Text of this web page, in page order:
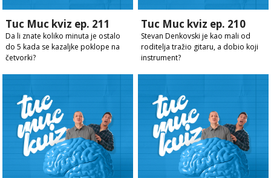
Tuc Muc kviz ep. 211
Da li znate koliko minuta je ostalo
do 5 kada se kazaljke poklope na
četvorki?
Tuc Muc kviz ep. 210
Stevan Denkovski je kao mali od
roditelja tražio gitaru, a dobio koji
instrument?